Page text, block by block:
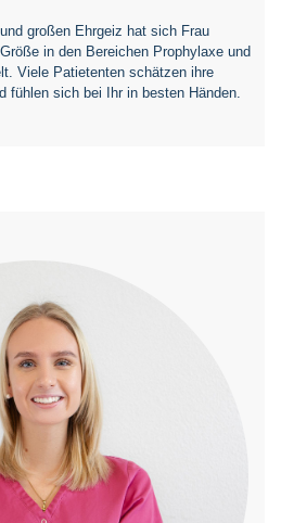
großen Ehrgeiz hat sich Frau
in den Bereichen Prophylaxe und
Viele Patietenten schätzen ihre
fühlen sich bei Ihr in besten Händen.